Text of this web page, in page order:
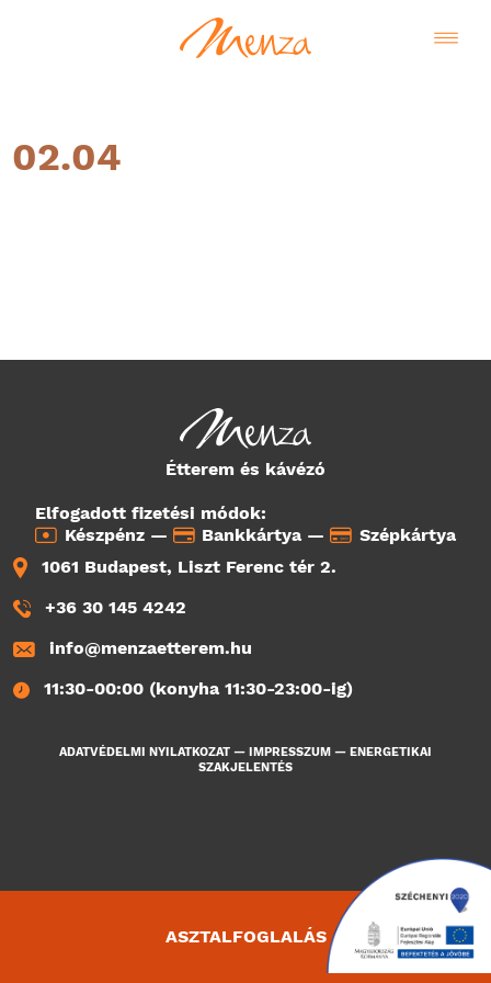
02.04
Étterem és kávézó
Elfogadott fizetési módok:
Készpénz —
Bankkártya —
Szépkártya
1061 Budapest, Liszt Ferenc tér 2.
+36 30 145 4242
info@menzaetterem.hu
11:30-00:00 (konyha 11:30-23:00-ig)
ADATVÉDELMI NYILATKOZAT — IMPRESSZUM — ENERGETIKAI
SZAKJELENTÉS
ASZTALFOGLALÁS